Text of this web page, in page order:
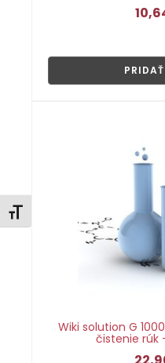
Zmeniť veľkosť písma
Wiki solution G
čistenie rúk